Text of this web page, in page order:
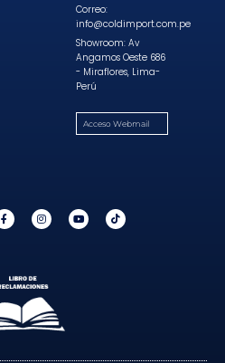
Correo:
info@coldimport.com.pe
Showroom: Av
Angamos Oeste 686
- Miraflores, Lima-
Perú
Acceso Webmail